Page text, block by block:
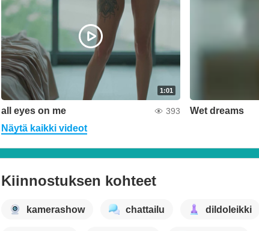
1:01
all eyes on me 393 Wet dreams
Näytä kaikki videot
Kiinnostuksen kohteet
kamerashow chattailu dildoleikki